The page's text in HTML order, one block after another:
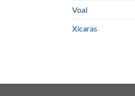
Voal
Xícaras